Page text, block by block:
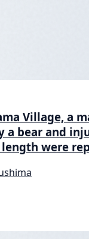
Village, a
a bear and
were